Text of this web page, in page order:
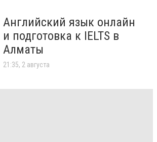
Английский язык онлайн
и подготовка к IELTS в
Алматы
21:35, 2 августа